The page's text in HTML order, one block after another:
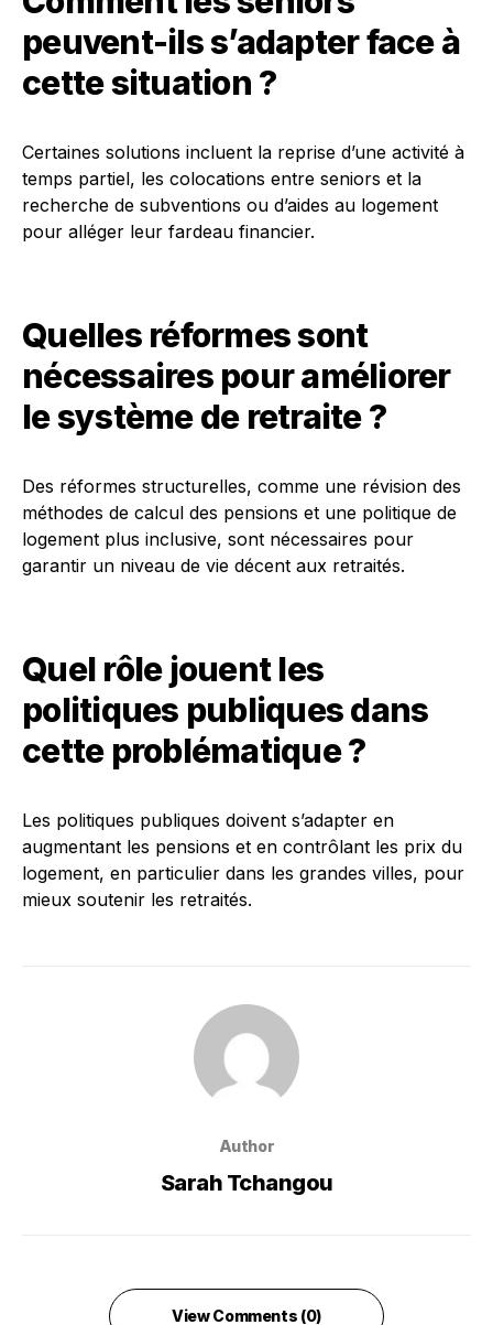
peuvent-ils s’adapter face à
cette situation ?
Certaines solutions incluent la reprise d’une activité à
temps partiel, les colocations entre seniors et la
recherche de subventions ou d’aides au logement
pour alléger leur fardeau financier.
Quelles réformes sont
nécessaires pour améliorer
le système de retraite ?
Des réformes structurelles, comme une révision des
méthodes de calcul des pensions et une politique de
logement plus inclusive, sont nécessaires pour
garantir un niveau de vie décent aux retraités.
Quel rôle jouent les
politiques publiques dans
cette problématique ?
Les politiques publiques doivent s’adapter en
augmentant les pensions et en contrôlant les prix du
logement, en particulier dans les grandes villes, pour
mieux soutenir les retraités.
Author
Sarah Tchangou
View Comments (0)